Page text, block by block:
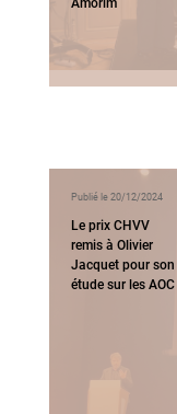
Amorim
Publié le 20/12/2024
Le prix CHVV
remis à Olivier
Jacquet pour son
étude sur les AOC